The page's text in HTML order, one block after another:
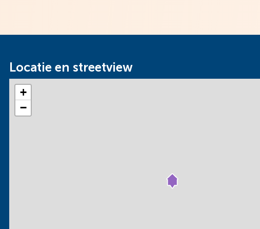
* Warmteterugwinsysteem (WTW) aanwezig
Locatie en streetview
+
−